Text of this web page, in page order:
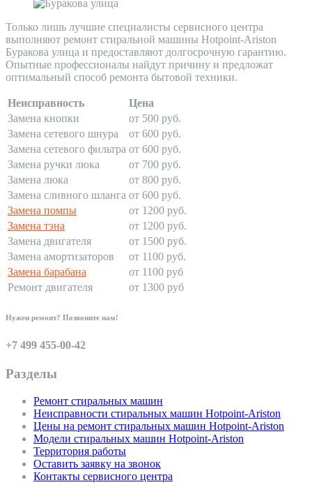
Только лишь лучшие специалисты сервисного центра
выполняют ремонт стиральной машины Hotpoint-Ariston
Буракова улица и предоставляют долгосрочную гарантию.
Опытные профессионалы найдут причину и предложат
оптимальный способ ремонта бытовой техники.
Неисправность
Цена
Замена кнопки
от 500 руб.
Замена сетевого шнура
от 600 руб.
Замена сетевого фильтра от 600 руб.
Замена ручки люка
от 700 руб.
Замена люка
от 800 руб.
Замена сливного шланга от 600 руб.
Замена помпы
от 1200 руб.
Замена тэна
от 1200 руб.
Замена двигателя
от 1500 руб.
Замена амортизаторов
от 1100 руб.
Замена барабана
от 1100 руб
Ремонт двигателя
от 1300 руб
Нужен ремонт? Позвоните нам!
+7 499 455-00-42
Разделы
Ремонт стиральных машин
Неисправности стиральных машин Hotpoint-Ariston
Цены на ремонт стиральных машин Hotpoint-Ariston
Модели стиральных машин Hotpoint-Ariston
Территория работы
Оставить заявку на звонок
Контакты сервисного центра